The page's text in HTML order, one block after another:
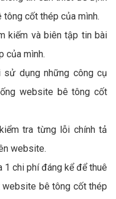
cốt thép của mình.
kiếm và biên tập tin bài
của mình.
dụng những công cụ
website bê tông cốt
tra từng lỗi chính tả
website.
1 chi phí đáng kể để thuê
website bê tông cốt thép